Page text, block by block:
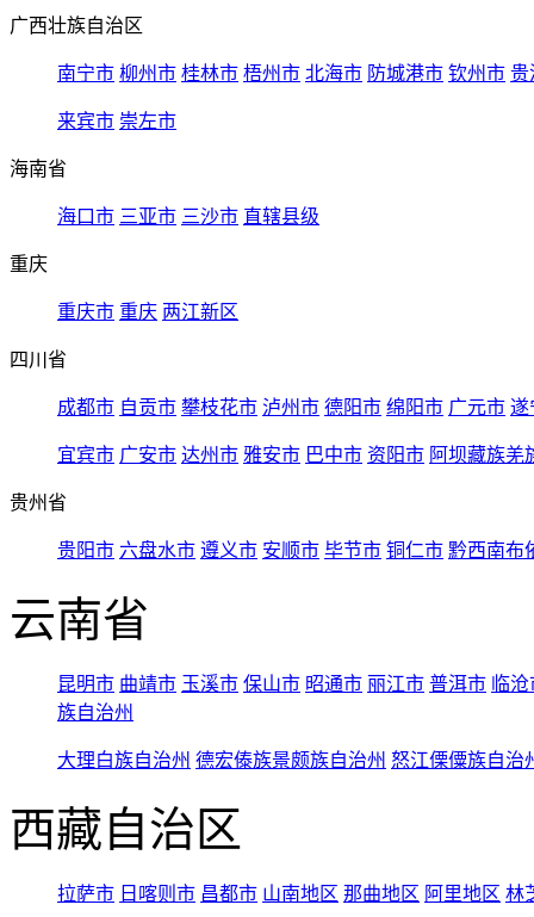
广西壮族自治区
南宁市 柳州市 桂林市 梧州市 北海市 防城港市 钦州市 贵
来宾市 崇左市
海南省
海口市 三亚市 三沙市 直辖县级
重庆
重庆市 重庆 两江新区
四川省
成都市 自贡市 攀枝花市 泸州市 德阳市 绵阳市 广元市 遂
宜宾市 广安市 达州市 雅安市 巴中市 资阳市 阿坝藏族羌
贵州省
贵阳市 六盘水市 遵义市 安顺市 毕节市 铜仁市 黔西南布
云南省
昆明市 曲靖市 玉溪市 保山市 昭通市 丽江市 普洱市 临
族自治州
大理白族自治州 德宏傣族景颇族自治州 怒江傈僳族自治
西藏自治区
拉萨市 日喀则市 昌都市 山南地区 那曲地区 阿里地区 林